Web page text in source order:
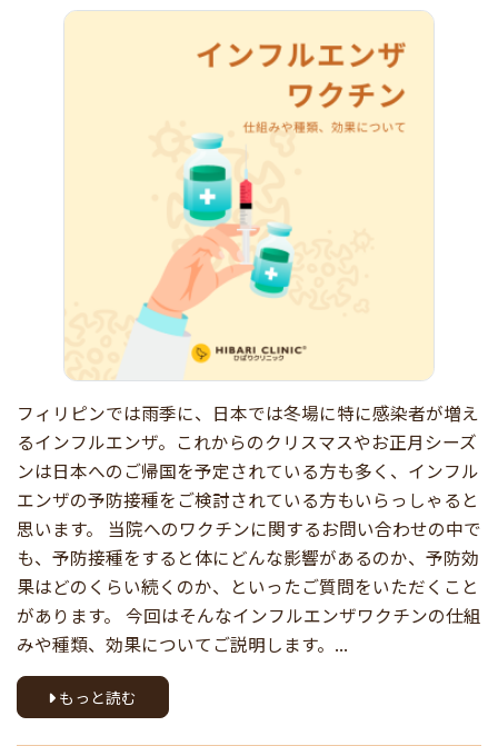
フィリピンでは雨季に、日本では冬場に特に感染者が増え
るインフルエンザ。これからのクリスマスやお正月シーズ
ンは日本へのご帰国を予定されている方も多く、インフル
エンザの予防接種をご検討されている方もいらっしゃると
思います。 当院へのワクチンに関するお問い合わせの中で
も、予防接種をすると体にどんな影響があるのか、予防効
果はどのくらい続くのか、といったご質問をいただくこと
があります。 今回はそんなインフルエンザワクチンの仕組
みや種類、効果についてご説明します。...
もっと読む